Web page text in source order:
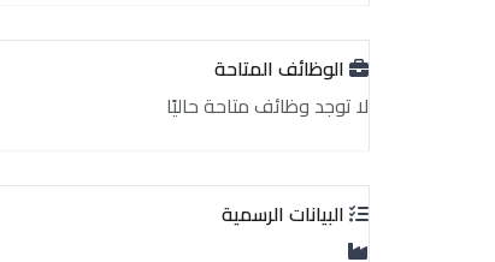
الوظائف المتاحة
لا توجد وظائف متاحة حاليًا
البيانات الرسمية